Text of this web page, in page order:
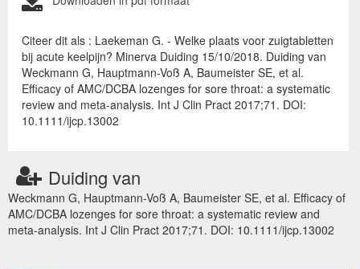
Citeer dit als : Laekeman G. - Welke plaats voor zuigtabletten
bij acute keelpijn? Minerva Duiding 15/10/2018. Duiding van
Weckmann G, Hauptmann-Voß A, Baumeister SE, et al.
Efficacy of AMC/DCBA lozenges for sore throat: a systematic
review and meta-analysis. Int J Clin Pract 2017;71. DOI:
10.1111/ijcp.13002
Duiding van
Weckmann G, Hauptmann-Voß A, Baumeister SE, et al. Efficacy of
AMC/DCBA lozenges for sore throat: a systematic review and
meta-analysis. Int J Clin Pract 2017;71. DOI: 10.1111/ijcp.13002